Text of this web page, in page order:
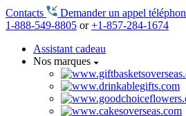
Contacts
Demander un appel
1-888-549-8805 or+1-857-284-1674
Assistant cadeau
Nos marques